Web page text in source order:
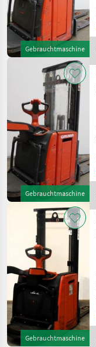
Gebrauchtmaschine
Gebrauchtmaschine
Gebrauchtmaschine